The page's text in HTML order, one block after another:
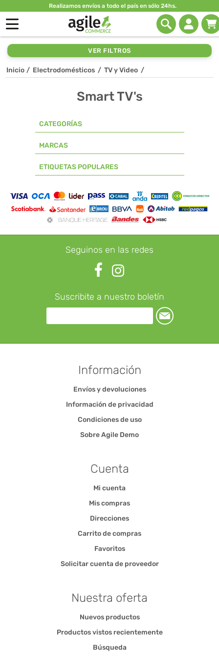
Realizamos envíos a todo el país en sólo 24hs.
VER FILTROS
Inicio / Electrodomésticos / TV y Video /
Smart TV's
CATEGORÍAS
MARCAS
ETIQUETAS POPULARES
Seguinos en las redes
Suscribite a nuestro boletín
Información
Envíos y devoluciones
Información de privacidad
Condiciones de uso
Sobre Agile Demo
Cuenta
Mi cuenta
Mis compras
Direcciones
Carrito de compras
Favoritos
Solicitar cuenta de proveedor
Nuestra oferta
Nuevos productos
Productos vistos recientemente
Búsqueda